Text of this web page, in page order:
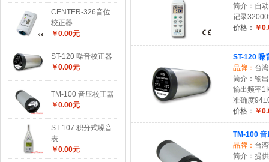
CENTER-326音位
校正器
￥0.00元
ST-120 噪音校正器
￥0.00元
TM-100 音压校正器
￥0.00元
ST-107 积分式噪音
表
￥0.00元
简介：自
记录
价格： ￥
ST-120 噪
品牌： 台
简介：输
输出频率
准确度
价格： ￥
TM-100 音
品牌： 台
简介：提